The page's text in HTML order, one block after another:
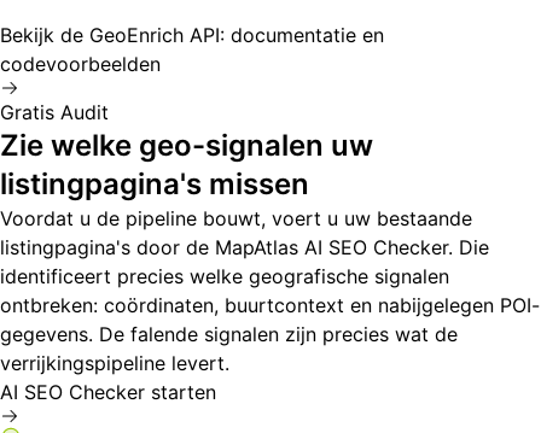
Bekijk de GeoEnrich API: documentatie en
codevoorbeelden
Gratis Audit
Zie welke geo-signalen uw
listingpagina's missen
Voordat u de pipeline bouwt, voert u uw bestaande
listingpagina's door de MapAtlas AI SEO Checker. Die
identificeert precies welke geografische signalen
ontbreken: coördinaten, buurtcontext en nabijgelegen POI-
gegevens. De falende signalen zijn precies wat de
verrijkingspipeline levert.
AI SEO Checker starten